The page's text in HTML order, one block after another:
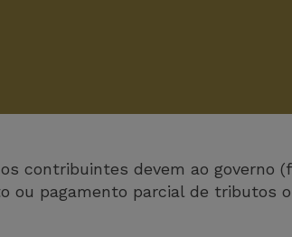
contribuintes devem ao governo
ou pagamento parcial de tributos